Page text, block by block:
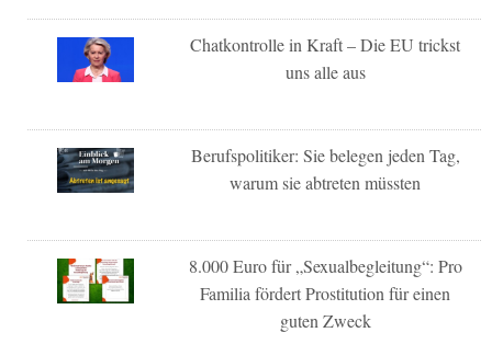
Chatkontrolle in Kraft – Die EU trickst
uns alle aus
Berufspolitiker: Sie belegen jeden Tag,
warum sie abtreten müssten
8.000 Euro für „Sexualbegleitung“: Pro
Familia fördert Prostitution für einen
guten Zweck